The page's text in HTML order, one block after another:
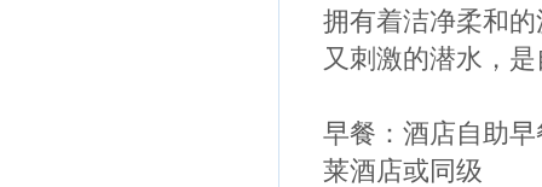
拥有着洁净柔和
又刺激的潜水，
早餐：酒店自助
莱酒店或同级